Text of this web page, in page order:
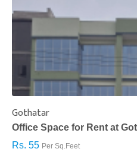
Gothatar
Office Space for Rent at
Rs. 55 Per Sq.Feet